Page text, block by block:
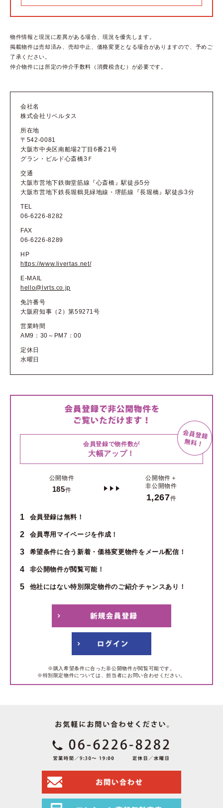
物件情報と現況に差異がある場合、現況を優先します。
掲載物件は売却済み、売却中止、価格変更となる場合がありますので、予めご
了承ください。
仲介物件には所定の仲介手数料（消費税含む）が必要です。
会社名
株式会社リベルタス
所在地
〒542-0081
大阪市中央区南船場2丁目6番21号
グラン・ビルド心斎橋3Ｆ
交通
大阪市営地下鉄御堂筋線『心斎橋』駅徒歩5分
大阪市営地下鉄長堀鶴見緑地線・堺筋線『長堀橋』駅徒歩3分
TEL
06-6226-8282
FAX
06-6226-8289
HP
https://www.livertas.net/
E-MAIL
hello@lvrts.co.jp
免許番号
大阪府知事（2）第59271号
営業時間
AM9：30～PM7：00
定休日
水曜日
会員登録で物件数が
大幅アップ！
公開物件
185件
公開物件＋
非公開物件
1,267件
1 会員登録は無料！
2 会員専用マイページを作成！
3 希望条件に合う新着・価格変更物件をメール配信！
4 非公開物件が閲覧可能！
5 他社にはない特別限定物件のご紹介チャンスあり！
※購入希望条件に合った非公開物件が閲覧可能です。
※特別限定物件については、担当者にお問い合わせください。